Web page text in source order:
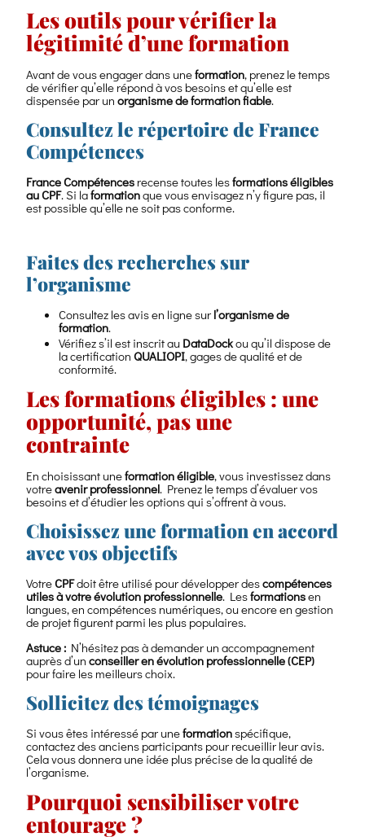
Les outils pour vérifier la
légitimité d’une formation
Avant de vous engager dans uneformation, prenez le temps
de vérifier qu’elle répond à vos besoins et qu’elle est
dispensée par unorganisme de formation fiable.
Consultez le répertoire de France
Compétences
France Compétences recense toutes lesformations éligibles
au CPF. Si laformationque vous envisagez n’y figure pas, il
est possible qu’elle ne soit pas conforme.
Faites des recherches sur
l’organisme
Consultez les avis en ligne sur l’organisme de
formation.
Vérifiez s’il est inscrit au DataDockou qu’il dispose de
la certificationQUALIOPI, gages de qualité et de
conformité.
Les formations éligibles : une
opportunité, pas une
contrainte
En choisissant uneformation éligible, vous investissez dans
votreavenir professionnel. Prenez le temps d’évaluer vos
besoins et d’étudier les options qui s’offrent à vous.
Choisissez une formation en accord
avec vos objectifs
VotreCPFdoit être utilisé pour développer descompétences
utiles à votre évolution professionnelle. Lesformationsen
langues, en compétences numériques, ou encore en gestion
de projet figurent parmi les plus populaires.
Astuce : N’hésitez pas à demander un accompagnement
auprès d’unconseiller en évolution professionnelle (CEP)
pour faire les meilleurs choix.
Sollicitez des témoignages
Si vous êtes intéressé par uneformationspécifique,
contactez des anciens participants pour recueillir leur avis.
Cela vous donnera une idée plus précise de la qualité de
l’organisme.
Pourquoi sensibiliser votre
entourage ?